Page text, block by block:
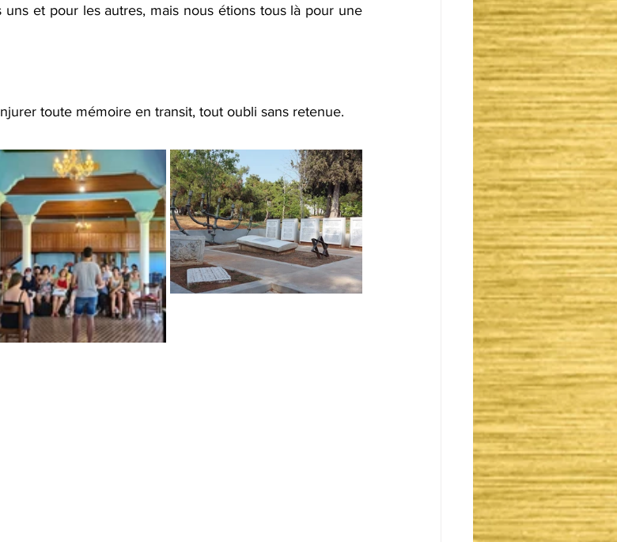
et pour les autres, mais nous étions tous là pour une
toute mémoire en transit, tout oubli sans retenue.